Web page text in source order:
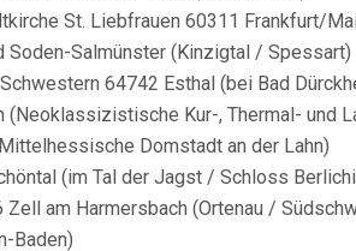
St. Liebfrauen 60311 Frankfurt/
Soden-Salmünster (Kinzigtal / Spessart)
64742 Esthal (bei Bad
Kur-, Thermal- und
Domstadt an der Lahn)
(im Tal der Jagst / Schloss
am Harmersbach (Ortenau /
Baden)